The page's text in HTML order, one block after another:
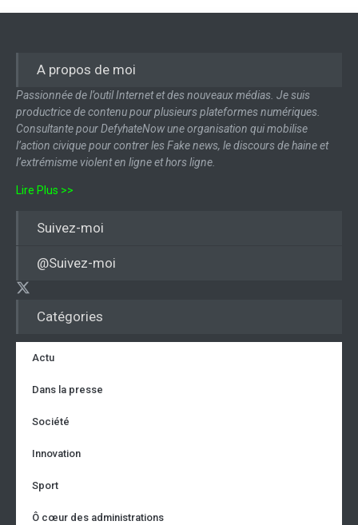
Catégories
Actu
Dans la presse
Société
Innovation
Sport
Ô cœur des administrations
A propos de moi
Passionnée de l’outil Internet et des nouveaux médias. Je suis
productrice de contenu pour plusieurs plateformes numériques.
Consultante pour DefyhateNow une organisation qui mobilise
l’action civique pour contrer les Fake news, le discours de haine et
l’extrémisme violent en ligne et hors ligne.
Lire Plus >>
Suivez-moi
@Suivez-moi